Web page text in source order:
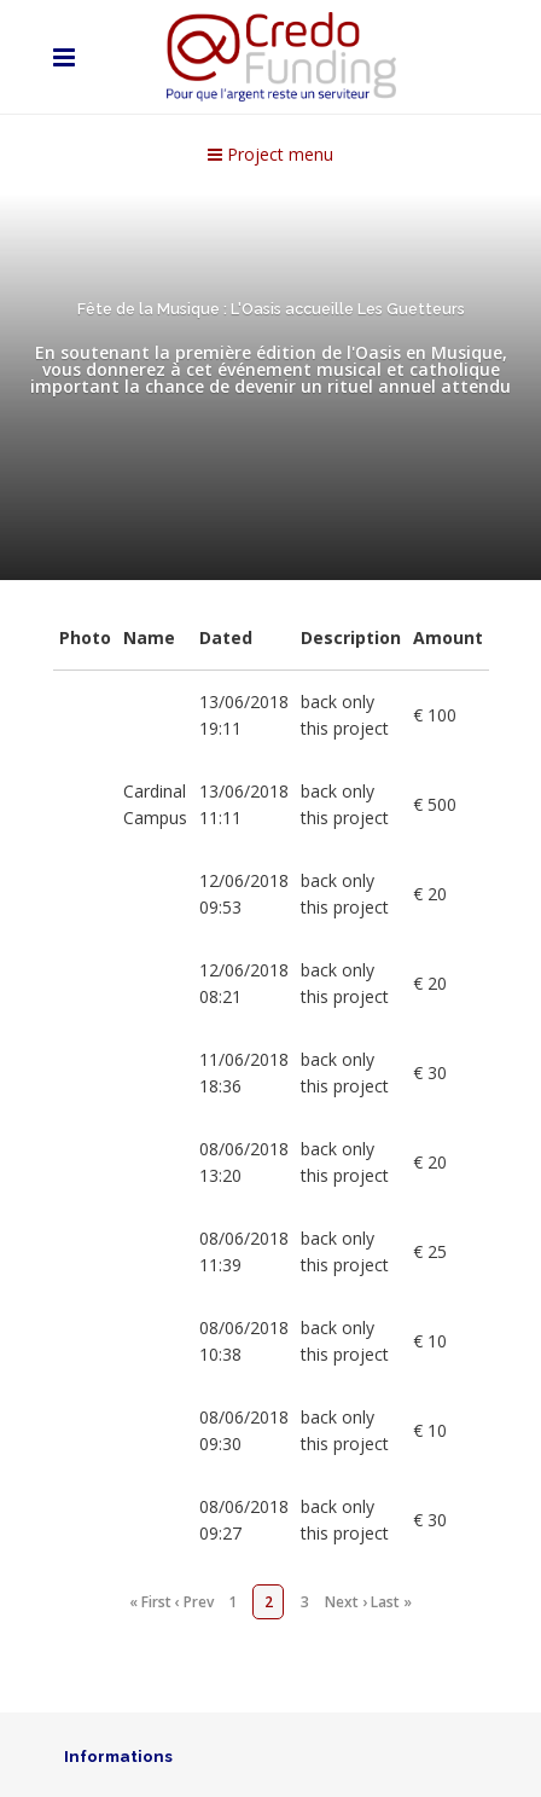
Project menu
Fête de la Musique : L'Oasis accueille Les Guetteurs
En soutenant la première édition de l'Oasis en Musique,
vous donnerez à cet événement musical et catholique
important la chance de devenir un rituel annuel attendu
Photo Name Dated Description Amount
13/06/2018
19:11
back only
this project
€ 100
Cardinal
Campus
13/06/2018
11:11
back only
this project
€ 500
12/06/2018
09:53
back only
this project
€ 20
12/06/2018
08:21
back only
this project
€ 20
11/06/2018
18:36
back only
this project
€ 30
08/06/2018
13:20
back only
this project
€ 20
08/06/2018
11:39
back only
this project
€ 25
08/06/2018
10:38
back only
this project
€ 10
08/06/2018
09:30
back only
this project
€ 10
08/06/2018
09:27
back only
this project
€ 30
« First‹ Prev 1 2 3 Next ›Last »
Informations